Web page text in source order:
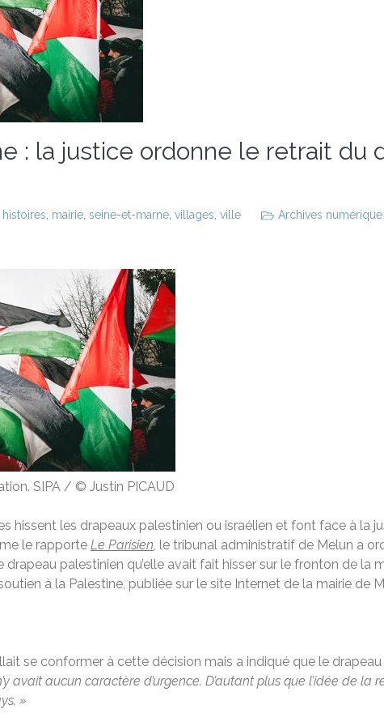
: la justice ordonne le retrait du
histoires mairie seine-et-marne villages ville Archives
SIPA / © Justin PICAUD
hissent les drapeaux palestinien ou israélien et font face à
le rapporte Le Parisien, le tribunal administratif de Melun a
drapeau palestinien qu’elle avait fait hisser sur le fronton de la
à la Palestine, publiée sur le site Internet de la mairie de
se conformer à cette décision mais a indiqué que le
avait aucun caractère d’urgence. D’autant plus que l’idée de
»